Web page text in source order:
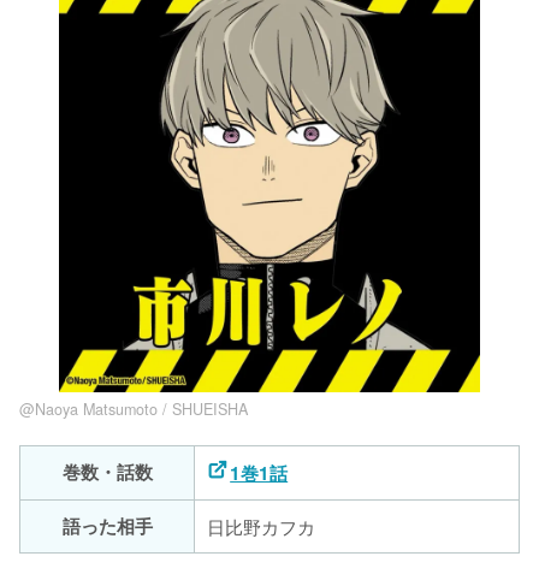
@Naoya Matsumoto / SHUEISHA
巻数・話数
1巻1話
語った相手
日比野カフカ